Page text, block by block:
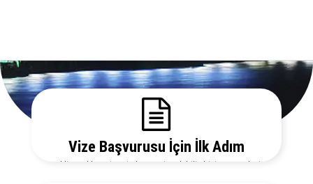
Vize Başvurusu İçin İlk Adım
Gerekli evrakları sitemizden temin edebilir, bizi arayarak vize